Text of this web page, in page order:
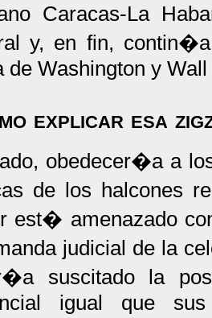
Caracas-La
y, en fin,
de Washington y
explicar esa
obedecer�a a
de los halcones
est� amenazado
judicial de la
suscitado la
igual que sus